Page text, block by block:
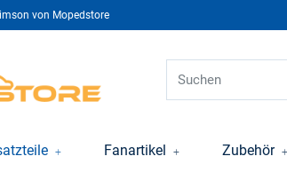
von Mopedstore
Fanartikel Zubehör